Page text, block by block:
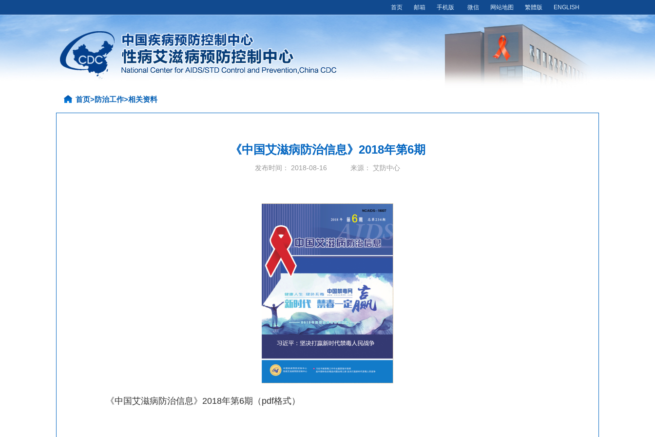
首页 邮箱 手机版 微信 网站地图 繁體版 ENGLISH
首页>防治工作>相关资料
《中国艾滋病防治信息》2018年第6期
发布时间： 2018-08-16 来源： 艾防中心
《中国艾滋病防治信息》2018年第6期 （pdf格式）